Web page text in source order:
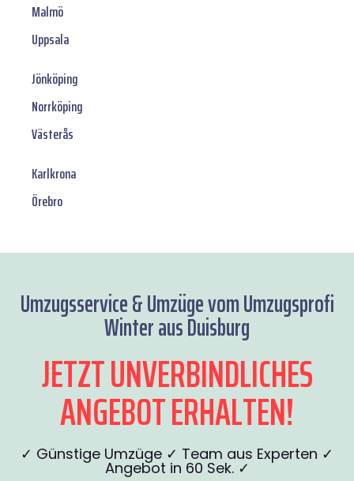
Malmö
Uppsala
Jönköping
Norrköping
Västerås
Karlkrona
Örebro
Umzugsservice & Umzüge vom Umzugsprofi
Winter aus Duisburg
JETZT UNVERBINDLICHES
ANGEBOT ERHALTEN!
✓ Günstige Umzüge ✓ Team aus Experten ✓
Angebot in 60 Sek. ✓